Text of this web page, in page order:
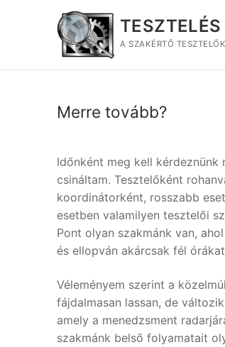
A SZAKÉRTŐ
Merre tovább?
Időnként meg kell
csináltam. Tesztelőként
koordinátorként, rosszabb
esetben valamilyen tesztelői
Pont olyan szakmánk van,
és ellopván akárcsak fél
Véleményem szerint a
fájdalmasan lassan, de
amely a menedzsment
szakmánk belső folyamatait